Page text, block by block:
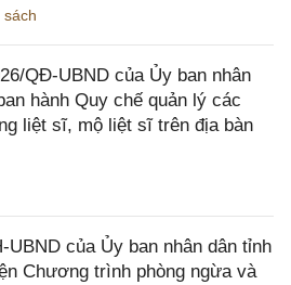
sách
QĐ-UBND của Ủy ban nhân
hành Quy chế quản lý các
liệt sĩ, mộ liệt sĩ trên địa bàn
UBND của Ủy ban nhân dân tỉnh
Chương trình phòng ngừa và